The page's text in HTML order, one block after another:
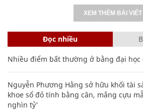
XEM THÊM BÀI VIẾT
Đọc nhiều
Nhiều điểm bất thường ở bằng đại học
Nguyễn Phương Hằng sở hữu khối tài
khoe sổ đỏ tính bằng cân, mắng cựu
nghìn tỷ'